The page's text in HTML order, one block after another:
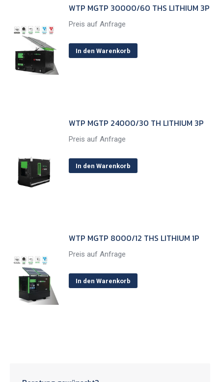
WTP MGTP 30000/60 THS LITHIUM 3P
Preis auf Anfrage
In den Warenkorb
WTP MGTP 24000/30 TH LITHIUM 3P
Preis auf Anfrage
In den Warenkorb
WTP MGTP 8000/12 THS LITHIUM 1P
Preis auf Anfrage
In den Warenkorb